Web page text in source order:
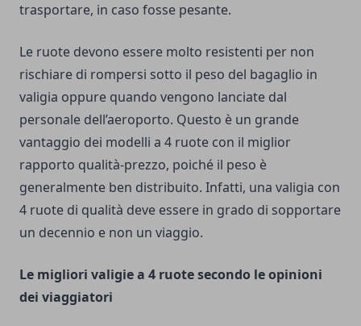
trasportare, in caso fosse pesante.
Le ruote devono essere molto resistenti per non
rischiare di rompersi sotto il peso del bagaglio in
valigia oppure quando vengono lanciate dal
personale dell’aeroporto. Questo è un grande
vantaggio dei modelli a 4 ruote con il miglior
rapporto qualità-prezzo, poiché il peso è
generalmente ben distribuito. Infatti, una valigia con
4 ruote di qualità deve essere in grado di sopportare
un decennio e non un viaggio.
Le migliori valigie a 4 ruotesecondo le opinioni
dei viaggiatori